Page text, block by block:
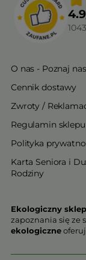
4.9
O nas - Poznaj
Cennik dostawy
Zwroty /
Regulamin sklepu
Polityka
Karta Seniora i
Rodziny
Ekologiczny
zapoznania się ze
ekologiczne
ekologiczne